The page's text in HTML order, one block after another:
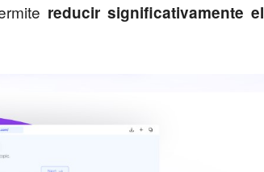
reducir significativamente el